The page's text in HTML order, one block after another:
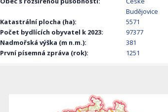
Budějovice
Katastrální plocha (ha):
5571
Počet bydlících obyvatel k 2023:
97377
Nadmořská výška (m n.m.):
381
První písemná zpráva (rok):
1251